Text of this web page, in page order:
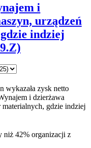
i
urządzeń
indziej
wykazała zysk netto
i dzierżawa
materialnych, gdzie indziej
niż 42% organizacji z